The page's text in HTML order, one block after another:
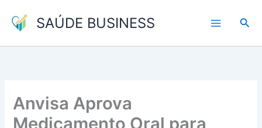
para
conteúdo
SAÚDE BUSINESS
Anvisa Aprova
Medicamento Oral para